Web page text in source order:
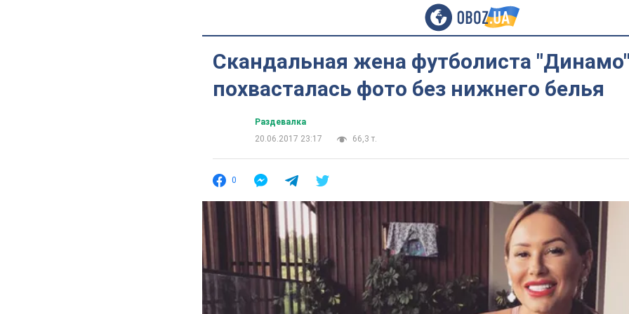
Скандальная жена футболиста
похвасталась фото без нижнего белья
Раздевалка
20.06.2017 23:17
66,3 т.
0